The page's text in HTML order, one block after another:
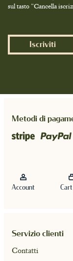
sul tasto “Cancella
Iscriviti
Metodi di
Account
Servizio clienti
Contatti